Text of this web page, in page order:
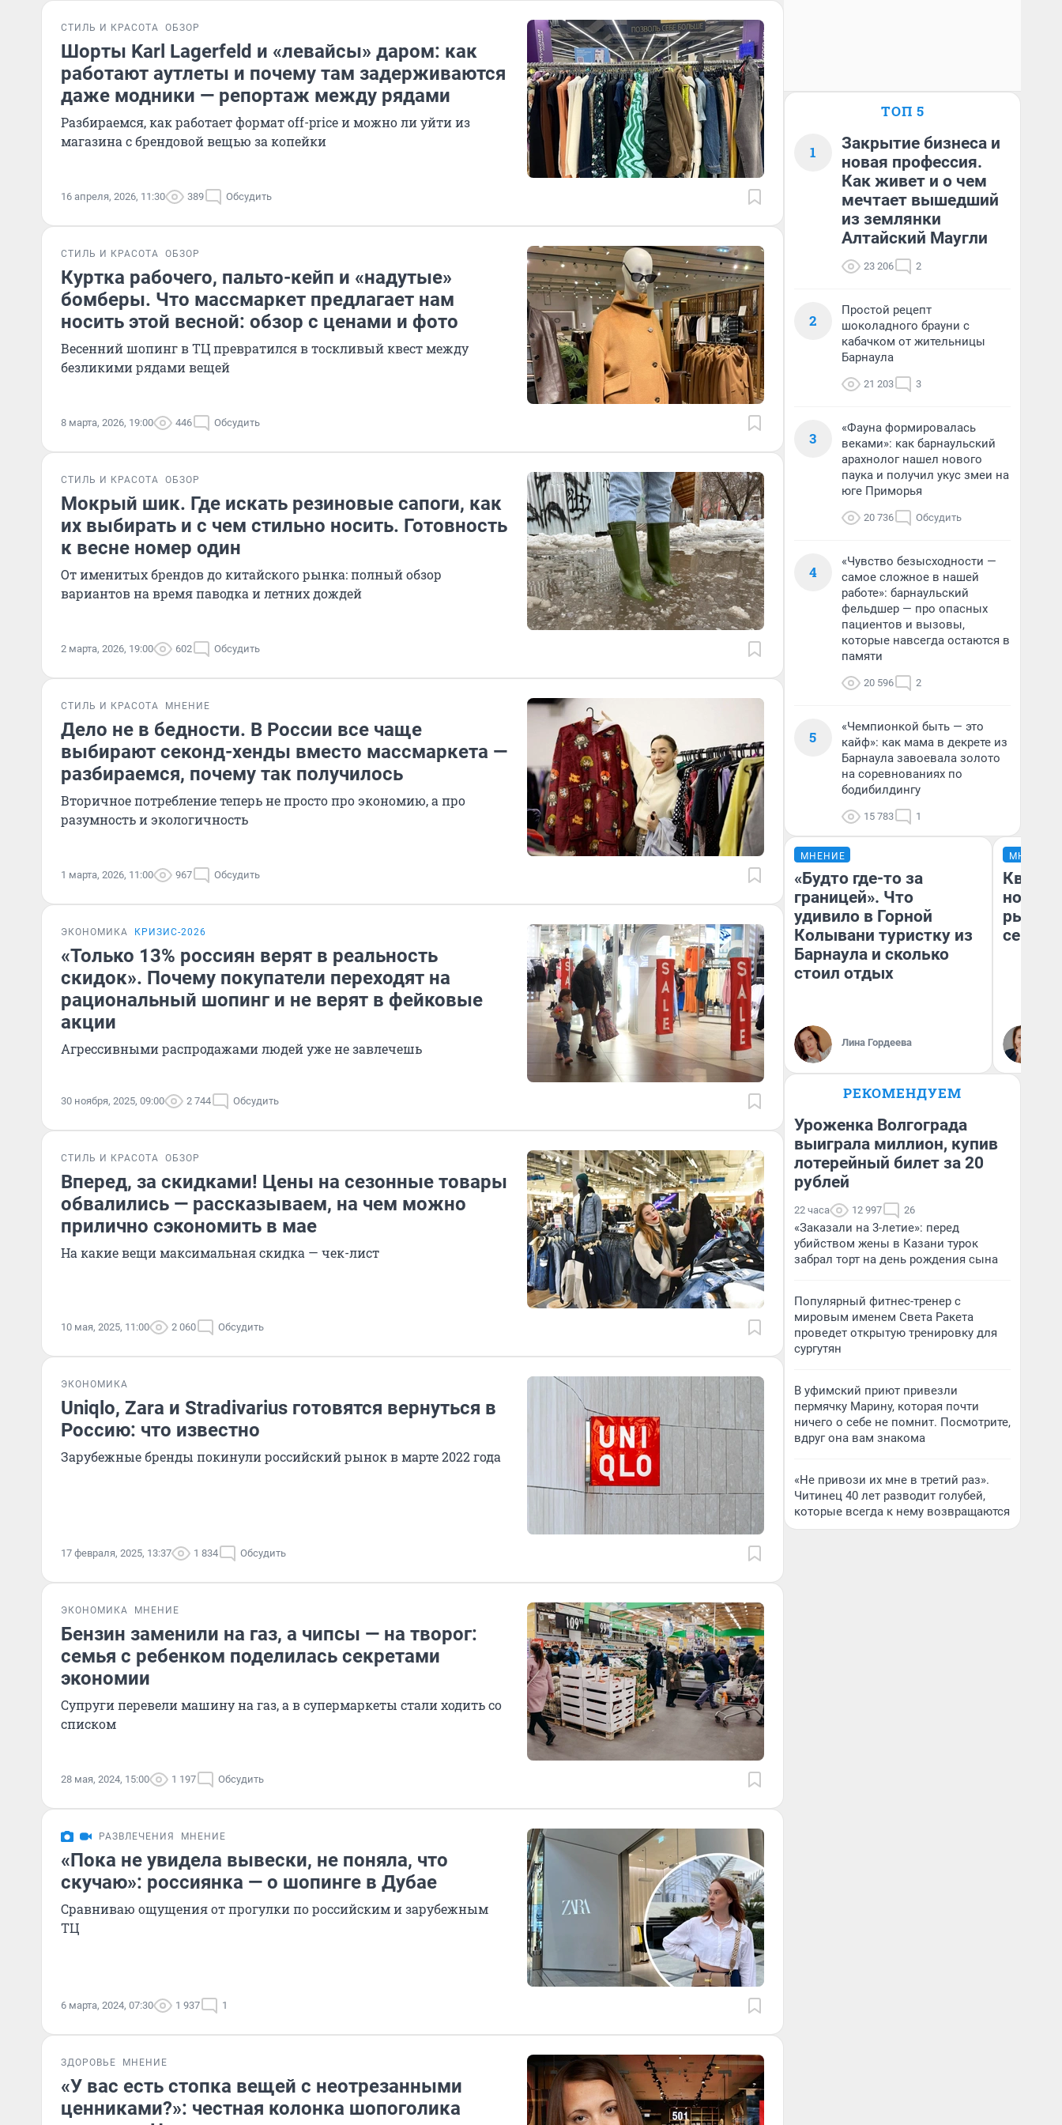
СТИЛЬ И КРАСОТА ОБЗОР
Шорты Karl Lagerfeld и «левайсы» даром: как
работают аутлеты и почему там задерживаются
даже модники — репортаж между рядами
Разбираемся, как работает формат off-price и можно ли уйти из
магазина с брендовой вещью за копейки
16 апреля, 2026, 11:30 389 Обсудить
СТИЛЬ И КРАСОТА ОБЗОР
Куртка рабочего, пальто-кейп и «надутые»
бомберы. Что массмаркет предлагает нам
носить этой весной: обзор с ценами и фото
Весенний шопинг в ТЦ превратился в тоскливый квест между
безликими рядами вещей
8 марта, 2026, 19:00 446 Обсудить
СТИЛЬ И КРАСОТА ОБЗОР
Мокрый шик. Где искать резиновые сапоги, как
их выбирать и с чем стильно носить. Готовность
к весне номер один
От именитых брендов до китайского рынка: полный обзор
вариантов на время паводка и летних дождей
2 марта, 2026, 19:00 602 Обсудить
СТИЛЬ И КРАСОТА МНЕНИЕ
Дело не в бедности. В России все чаще
выбирают секонд-хенды вместо массмаркета —
разбираемся, почему так получилось
Вторичное потребление теперь не просто про экономию, а про
разумность и экологичность
1 марта, 2026, 11:00 967 Обсудить
ЭКОНОМИКА КРИЗИС-2026
«Только 13% россиян верят в реальность
скидок». Почему покупатели переходят на
рациональный шопинг и не верят в фейковые
акции
Агрессивными распродажами людей уже не завлечешь
30 ноября, 2025, 09:00 2 744 Обсудить
СТИЛЬ И КРАСОТА ОБЗОР
Вперед, за скидками! Цены на сезонные товары
обвалились — рассказываем, на чем можно
прилично сэкономить в мае
На какие вещи максимальная скидка — чек-лист
10 мая, 2025, 11:00 2 060 Обсудить
ЭКОНОМИКА
Uniqlo, Zara и Stradivarius готовятся вернуться в
Россию: что известно
Зарубежные бренды покинули российский рынок в марте 2022 года
17 февраля, 2025, 13:37 1 834 Обсудить
ЭКОНОМИКА МНЕНИЕ
Бензин заменили на газ, а чипсы — на творог:
семья с ребенком поделилась секретами
экономии
Супруги перевели машину на газ, а в супермаркеты стали ходить со
списком
28 мая, 2024, 15:00 1 197 Обсудить
РАЗВЛЕЧЕНИЯ МНЕНИЕ
«Пока не увидела вывески, не поняла, что
скучаю»: россиянка — о шопинге в Дубае
Сравниваю ощущения от прогулки по российским и зарубежным
ТЦ
6 марта, 2024, 07:30 1 937 1
ЗДОРОВЬЕ МНЕНИЕ
«У вас есть стопка вещей с неотрезанными
ценниками?»: честная колонка шопоголика
ТОП 5
1
Закрытие бизнеса и
новая профессия.
Как живет и о чем
мечтает вышедший
из землянки
Алтайский Маугли
23 206 2
2
Простой рецепт
шоколадного брауни с
кабачком от жительницы
Барнаула
21 203 3
3
«Фауна формировалась
веками»: как барнаульский
арахнолог нашел нового
паука и получил укус змеи на
юге Приморья
20 736 Обсудить
4
«Чувство безысходности —
самое сложное в нашей
работе»: барнаульский
фельдшер — про опасных
пациентов и вызовы,
которые навсегда остаются в
памяти
20 596 2
5
«Чемпионкой быть — это
кайф»: как мама в декрете из
Барнаула завоевала золото
на соревнованиях по
бодибилдингу
15 783 1
МНЕНИЕ
«Будто где-то за
границей». Что
удивило в Горной
Колывани туристку из
Барнаула и сколько
стоил отдых
Лина Гордеева
МНЕНИЕ
но
рынок
РЕКОМЕНДУЕМ
Уроженка Волгограда
выиграла миллион, купив
лотерейный билет за 20
рублей
22 часа 12 997 26
«Заказали на 3-летие»: перед
убийством жены в Казани турок
забрал торт на день рождения сына
Популярный фитнес-тренер с
мировым именем Света Ракета
проведет открытую тренировку для
сургутян
В уфимский приют привезли
пермячку Марину, которая почти
ничего о себе не помнит. Посмотрите,
вдруг она вам знакома
«Не привози их мне в третий раз».
Читинец 40 лет разводит голубей,
которые всегда к нему возвращаются